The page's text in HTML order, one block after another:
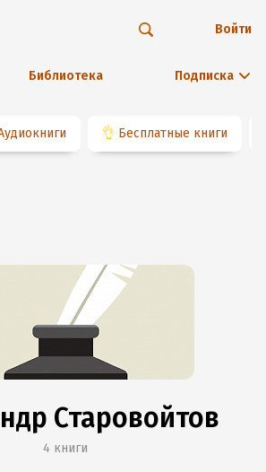
Библиотека Подписка
Войти
👌 Бесплатные книги
Старовойтов
4 книги